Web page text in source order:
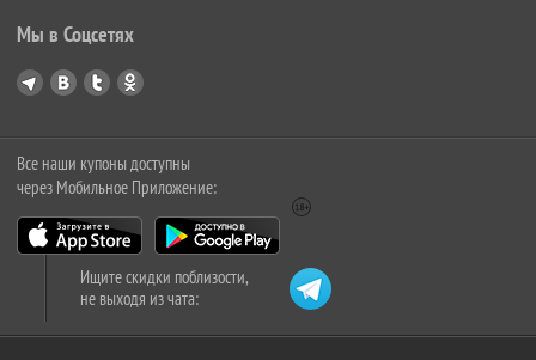
Мы в Соцсетях
Все наши купоны доступны
через Мобильное Приложение:
Ищите скидки поблизости,
не выходя из чата: